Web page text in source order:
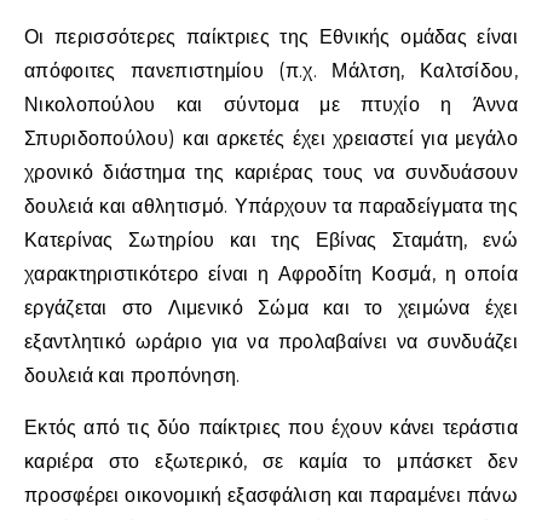
Οι περισσότερες παίκτριες της Εθνικής ομάδας είναι
απόφοιτες πανεπιστημίου (π.χ. Μάλτση, Καλτσίδου,
Νικολοπούλου και σύντομα με πτυχίο η Άννα
Σπυριδοπούλου) και αρκετές έχει χρειαστεί για μεγάλο
χρονικό διάστημα της καριέρας τους να συνδυάσουν
δουλειά και αθλητισμό. Υπάρχουν τα παραδείγματα της
Κατερίνας Σωτηρίου και της Εβίνας Σταμάτη, ενώ
χαρακτηριστικότερο είναι η Αφροδίτη Κοσμά, η οποία
εργάζεται στο Λιμενικό Σώμα και το χειμώνα έχει
εξαντλητικό ωράριο για να προλαβαίνει να συνδυάζει
δουλειά και προπόνηση.
Εκτός από τις δύο παίκτριες που έχουν κάνει τεράστια
καριέρα στο εξωτερικό, σε καμία το μπάσκετ δεν
προσφέρει οικονομική εξασφάλιση και παραμένει πάνω